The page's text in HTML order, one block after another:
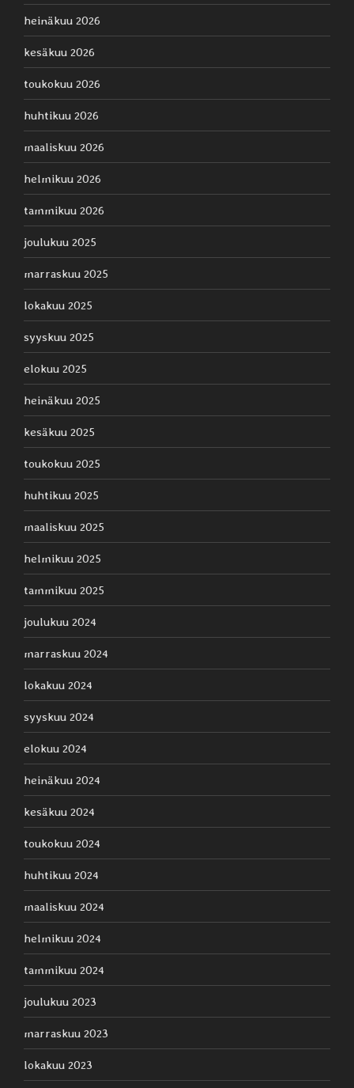
heinäkuu 2026
kesäkuu 2026
toukokuu 2026
huhtikuu 2026
maaliskuu 2026
helmikuu 2026
tammikuu 2026
joulukuu 2025
marraskuu 2025
lokakuu 2025
syyskuu 2025
elokuu 2025
heinäkuu 2025
kesäkuu 2025
toukokuu 2025
huhtikuu 2025
maaliskuu 2025
helmikuu 2025
tammikuu 2025
joulukuu 2024
marraskuu 2024
lokakuu 2024
syyskuu 2024
elokuu 2024
heinäkuu 2024
kesäkuu 2024
toukokuu 2024
huhtikuu 2024
maaliskuu 2024
helmikuu 2024
tammikuu 2024
joulukuu 2023
marraskuu 2023
lokakuu 2023